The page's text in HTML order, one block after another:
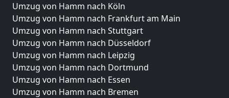
Umzug von Hamm nach Köln
Umzug von Hamm nach Frankfurt am Main
Umzug von Hamm nach Stuttgart
Umzug von Hamm nach Düsseldorf
Umzug von Hamm nach Leipzig
Umzug von Hamm nach Dortmund
Umzug von Hamm nach Essen
Umzug von Hamm nach Bremen